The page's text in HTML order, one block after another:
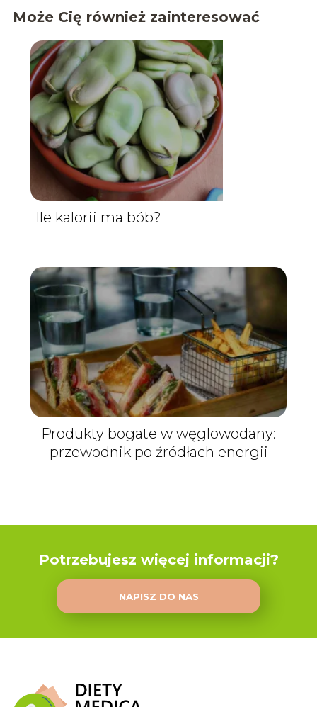
Może Cię również zainteresować
Ile kalorii ma bób?
Produkty bogate w węglowodany:
przewodnik po źródłach energii
Potrzebujesz więcej informacji?
NAPISZ DO NAS